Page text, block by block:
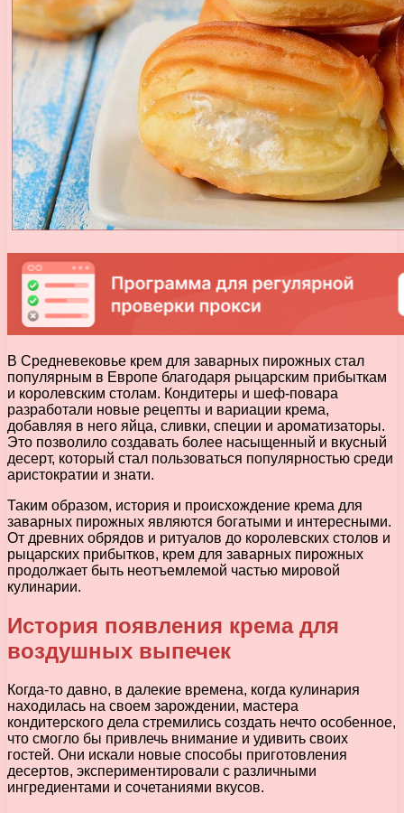
В Средневековье крем для заварных пирожных стал
популярным в Европе благодаря рыцарским прибыткам
и королевским столам. Кондитеры и шеф-повара
разработали новые рецепты и вариации крема,
добавляя в него яйца, сливки, специи и ароматизаторы.
Это позволило создавать более насыщенный и вкусный
десерт, который стал пользоваться популярностью среди
аристократии и знати.
Таким образом, история и происхождение крема для
заварных пирожных являются богатыми и интересными.
От древних обрядов и ритуалов до королевских столов и
рыцарских прибытков, крем для заварных пирожных
продолжает быть неотъемлемой частью мировой
кулинарии.
История появления крема для
воздушных выпечек
Когда-то давно, в далекие времена, когда кулинария
находилась на своем зарождении, мастера
кондитерского дела стремились создать нечто особенное,
что смогло бы привлечь внимание и удивить своих
гостей. Они искали новые способы приготовления
десертов, экспериментировали с различными
ингредиентами и сочетаниями вкусов.